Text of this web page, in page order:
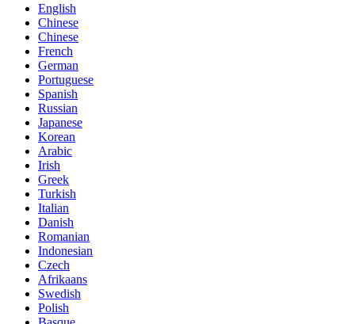
English
Chinese
Chinese
French
German
Portuguese
Spanish
Russian
Japanese
Korean
Arabic
Irish
Greek
Turkish
Italian
Danish
Romanian
Indonesian
Czech
Afrikaans
Swedish
Polish